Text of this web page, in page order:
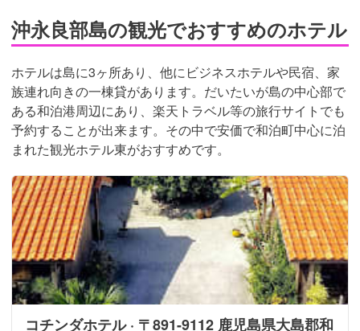
沖永良部島の観光でおすすめのホテル
ホテルは島に3ヶ所あり、他にビジネスホテルや民宿、家
族連れ向きの一棟貸があります。だいたいが島の中心部で
ある和泊港周辺にあり、楽天トラベル等の旅行サイトでも
予約することが出来ます。その中で安価で和泊町中心に泊
まれた観光ホテル東がおすすめです。
コチンダホテル · 〒891-9112 鹿児島県大島郡和